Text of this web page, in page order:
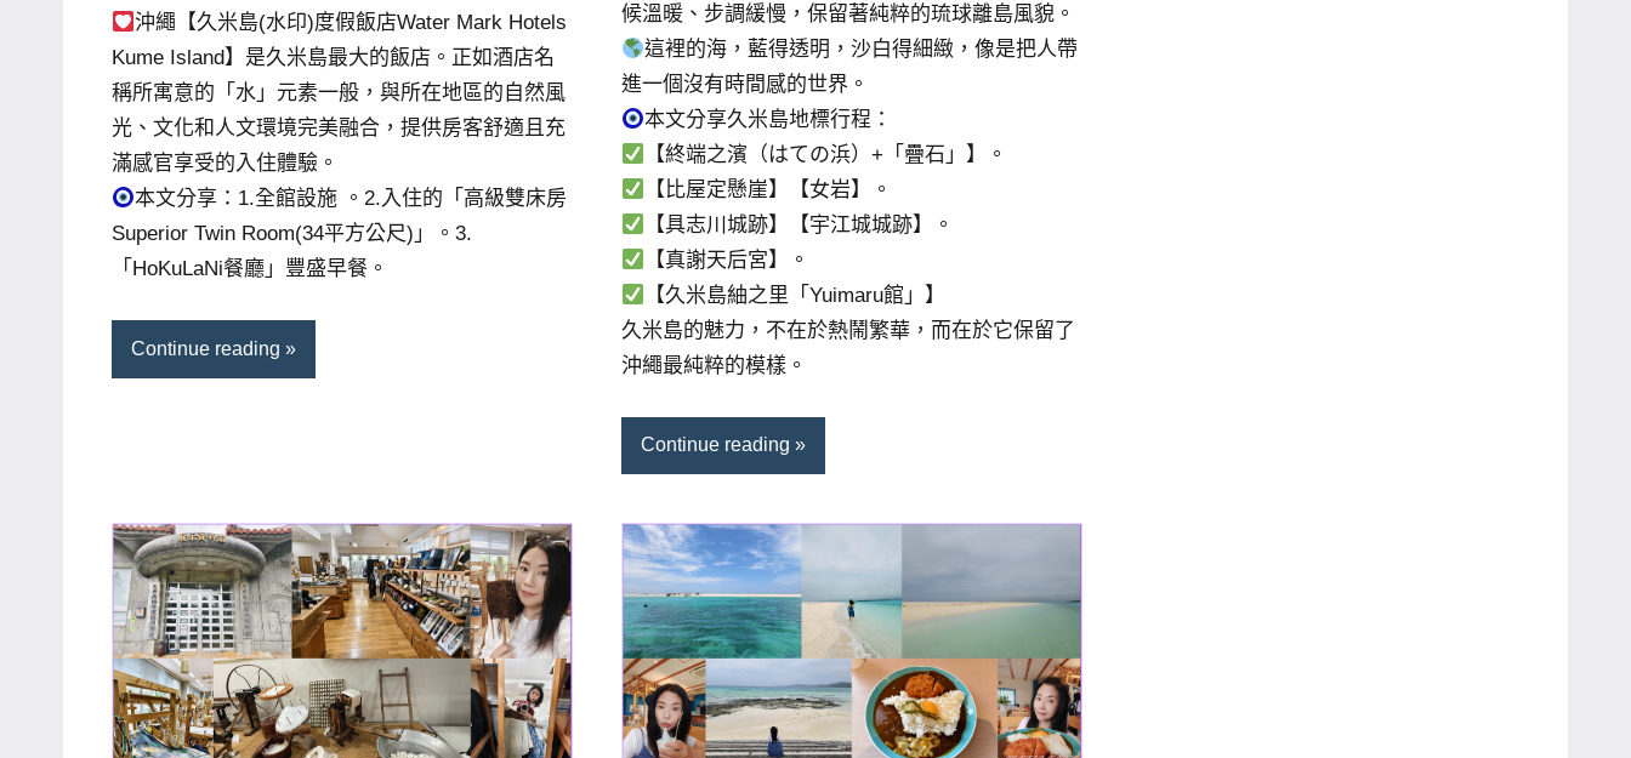
學
校
企
業
講
座、
部
落
欄、
觀
光
局
合
作
達
沖繩【久米島(水印)度假飯店Water Mark Hotels
Kume Island】是久米島最大的飯店。正如酒店名
稱所寓意的「水」元素一般，與所在地區的自然風
光、文化和人文環境完美融合，提供房客舒適且充
滿感官享受的入住體驗。
本文分享：1.全館設施 。2.入住的「高級雙床房
Superior Twin Room(34平方公尺)」。3.
「HoKuLaNi餐廳」豐盛早餐。
Continue reading
候溫暖、步調緩慢，保留著純粹的琉球離島風貌。
這裡的海，藍得透明，沙白得細緻，像是把人帶
進一個沒有時間感的世界。
本文分享久米島地標行程：
【終端之濱（はての浜）+「疊石」】。
【比屋定懸崖】【女岩】。
【具志川城跡】【宇江城城跡】。
【真謝天后宮】。
【久米島紬之里「Yuimaru館」】
久米島的魅力，不在於熱鬧繁華，而在於它保留了
沖繩最純粹的模樣。
Continue reading